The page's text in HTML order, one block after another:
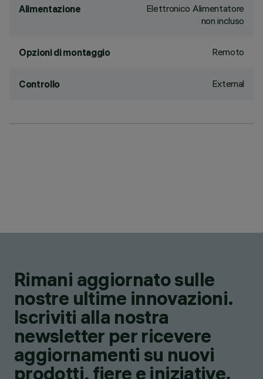
Alimentazione
Elettronico Alimentatore
non incluso
Opzioni di montaggio Remoto
Controllo External
Rimani aggiornato sulle
nostre ultime innovazioni.
Iscriviti alla nostra
newsletter per ricevere
aggiornamenti su nuovi
prodotti, fiere e iniziative.